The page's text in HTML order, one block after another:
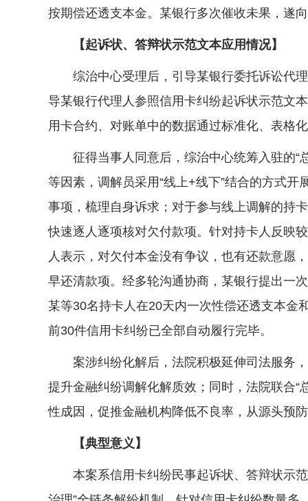
按期偿还透支本金。某银行多次催收未果，遂
【起诉状、答辩状示范文本应用情况】
综治中心受理后，引导某银行委托诉讼代理
导某银行代理人参照信用卡纠纷起诉状示范文
用卡合约、对账单中的数据通过标准化、表格
征得当事人同意后，综治中心统筹入驻的“
等因素，调解员采用“线上+线下”结合的方式
事项，梳理自身诉求；对于参与线上调解的持
快速逐人逐项核对欠付款项。针对持卡人反映
人表示，对欠付本金没有争议，也有还款意愿
早还清款项。经多轮沟通协商，某银行提出一
某等30名持卡人在20天内一次性偿还透支本金
前30件信用卡纠纷已全部自动履行完毕。
案涉纠纷化解后，法院积极延伸司法服务，
提升金融纠纷调解化解质效；同时，法院联合
性成因，促推金融机构降低不良率，从源头预
【典型意义】
本案系信用卡纠纷民事起诉状、答辩状示